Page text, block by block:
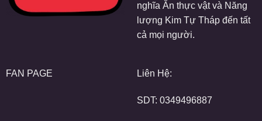
nghĩa Ăn thực vật và Năng
lượng Kim Tự Tháp đến tất
cả mọi người.
FAN PAGE Liên Hệ:
SDT: 0349496887